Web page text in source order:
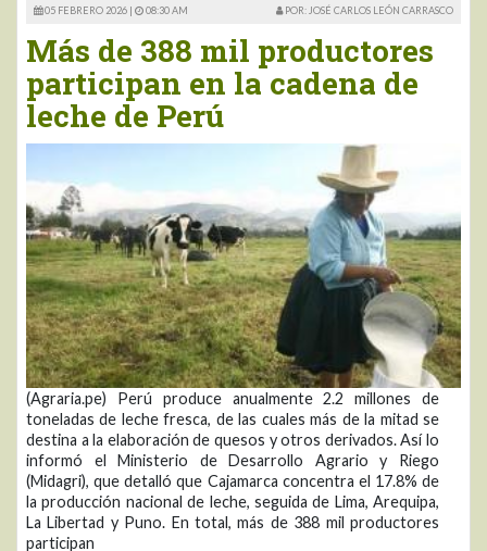
05 FEBRERO 2026 | 08:30 AM POR: JOSÉ CARLOS LEÓN CARRASCO
Más de 388 mil productores
participan en la cadena de
leche de Perú
(Agraria.pe) Perú produce anualmente 2.2 millones de
toneladas de leche fresca, de las cuales más de la mitad se
destina a la elaboración de quesos y otros derivados. Así lo
informó el Ministerio de Desarrollo Agrario y Riego
(Midagri), que detalló que Cajamarca concentra el 17.8% de
la producción nacional de leche, seguida de Lima, Arequipa,
La Libertad y Puno. En total, más de 388 mil productores
participan